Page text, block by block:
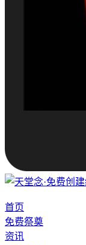
首页
免费祭奠
资讯